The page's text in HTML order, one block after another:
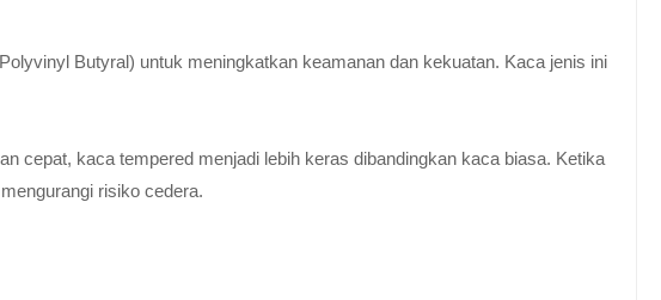
Butyral) untuk meningkatkan keamanan dan kekuatan. Kaca jenis ini
cepat, kaca tempered menjadi lebih keras dibandingkan kaca biasa. Ketika
risiko cedera.